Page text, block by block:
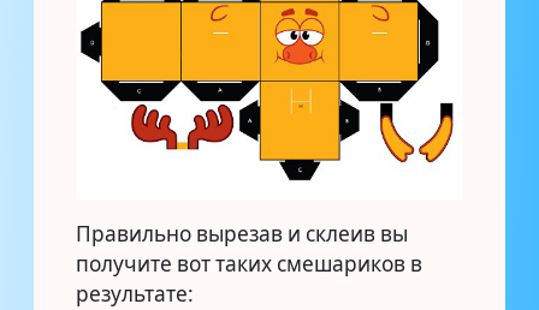
Правильно вырезав и склеив вы
получите вот таких смешариков в
результате: